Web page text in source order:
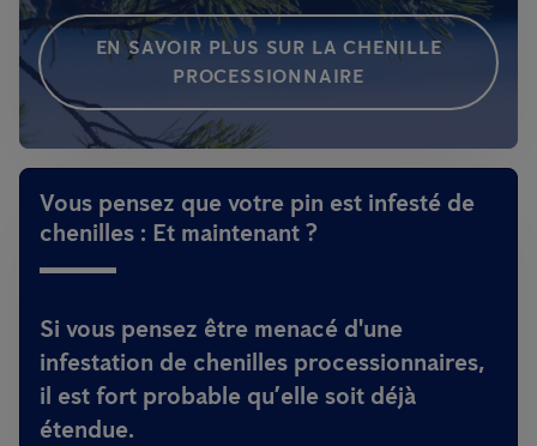
EN SAVOIR PLUS SUR LA CHENILLE
PROCESSIONNAIRE
Vous pensez que votre pin est infesté de
chenilles : Et maintenant ?
Si vous pensez être menacé d'une
infestation de chenilles processionnaires,
il est fort probable qu’elle soit déjà
étendue.